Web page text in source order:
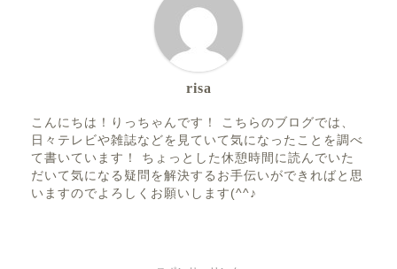
risa
こんにちは！りっちゃんです！ こちらのブログでは、
日々テレビや雑誌などを見ていて気になったことを調べ
て書いています！ ちょっとした休憩時間に読んでいた
だいて気になる疑問を解決するお手伝いができればと思
いますのでよろしくお願いします(^^♪